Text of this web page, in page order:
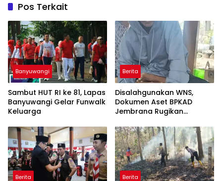
Pos Terkait
Banyuwangi
Sambut HUT RI ke 81, Lapas
Banyuwangi Gelar Funwalk
Keluarga
Berita
Disalahgunakan WNS,
Dokumen Aset BPKAD
Jembrana Rugikan
Berita Berita